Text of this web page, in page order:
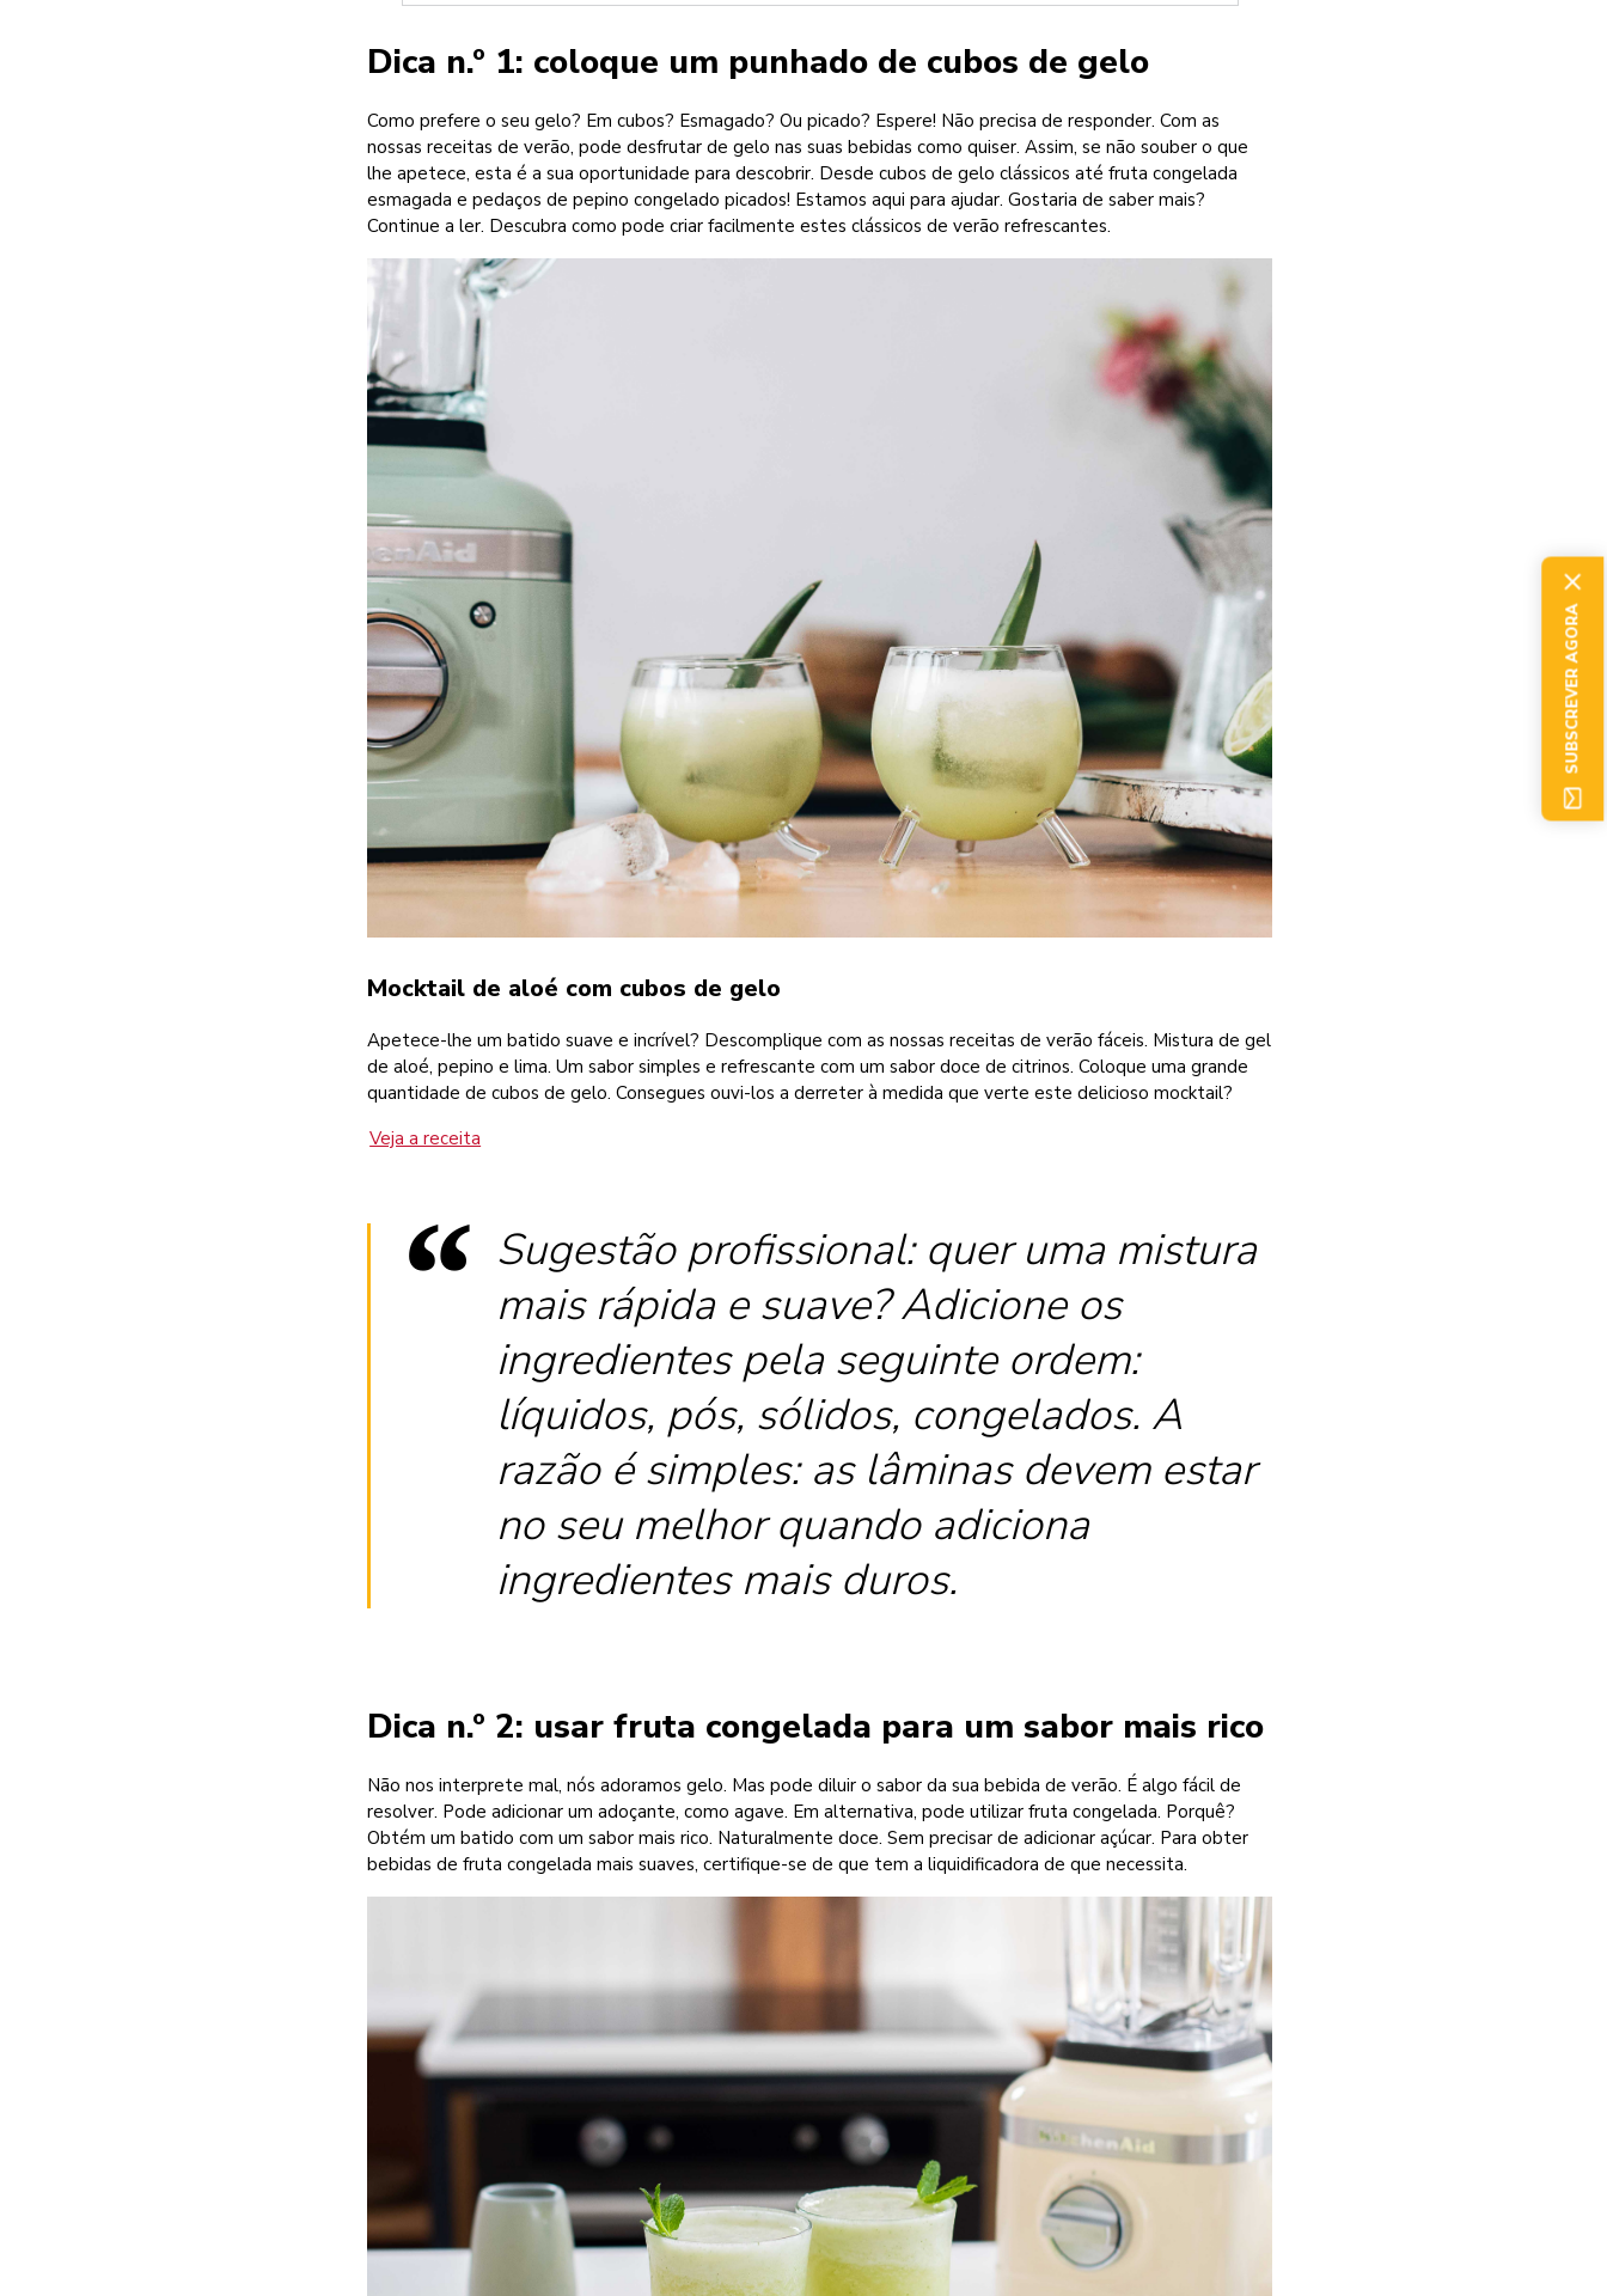
Dica n.º 1: coloque um punhado de cubos de gelo
Como prefere o seu gelo? Em cubos? Esmagado? Ou picado? Espere! Não precisa de responder. Com as
nossas receitas de verão, pode desfrutar de gelo nas suas bebidas como quiser. Assim, se não souber o que
lhe apetece, esta é a sua oportunidade para descobrir. Desde cubos de gelo clássicos até fruta congelada
esmagada e pedaços de pepino congelado picados! Estamos aqui para ajudar. Gostaria de saber mais?
Continue a ler. Descubra como pode criar facilmente estes clássicos de verão refrescantes.
Mocktail de aloé com cubos de gelo
Apetece-lhe um batido suave e incrível? Descomplique com as nossas receitas de verão fáceis. Mistura de gel
de aloé, pepino e lima. Um sabor simples e refrescante com um sabor doce de citrinos. Coloque uma grande
quantidade de cubos de gelo. Consegues ouvi-los a derreter à medida que verte este delicioso mocktail?
Veja a receita
Sugestão profissional: quer uma mistura
mais rápida e suave? Adicione os
ingredientes pela seguinte ordem:
líquidos, pós, sólidos, congelados. A
razão é simples: as lâminas devem estar
no seu melhor quando adiciona
ingredientes mais duros.
Dica n.º 2: usar fruta congelada para um sabor mais rico
Não nos interprete mal, nós adoramos gelo. Mas pode diluir o sabor da sua bebida de verão. É algo fácil de
resolver. Pode adicionar um adoçante, como agave. Em alternativa, pode utilizar fruta congelada. Porquê?
Obtém um batido com um sabor mais rico. Naturalmente doce. Sem precisar de adicionar açúcar. Para obter
bebidas de fruta congelada mais suaves, certifique-se de que tem a liquidificadora de que necessita.
SUBSCREVER AGORA